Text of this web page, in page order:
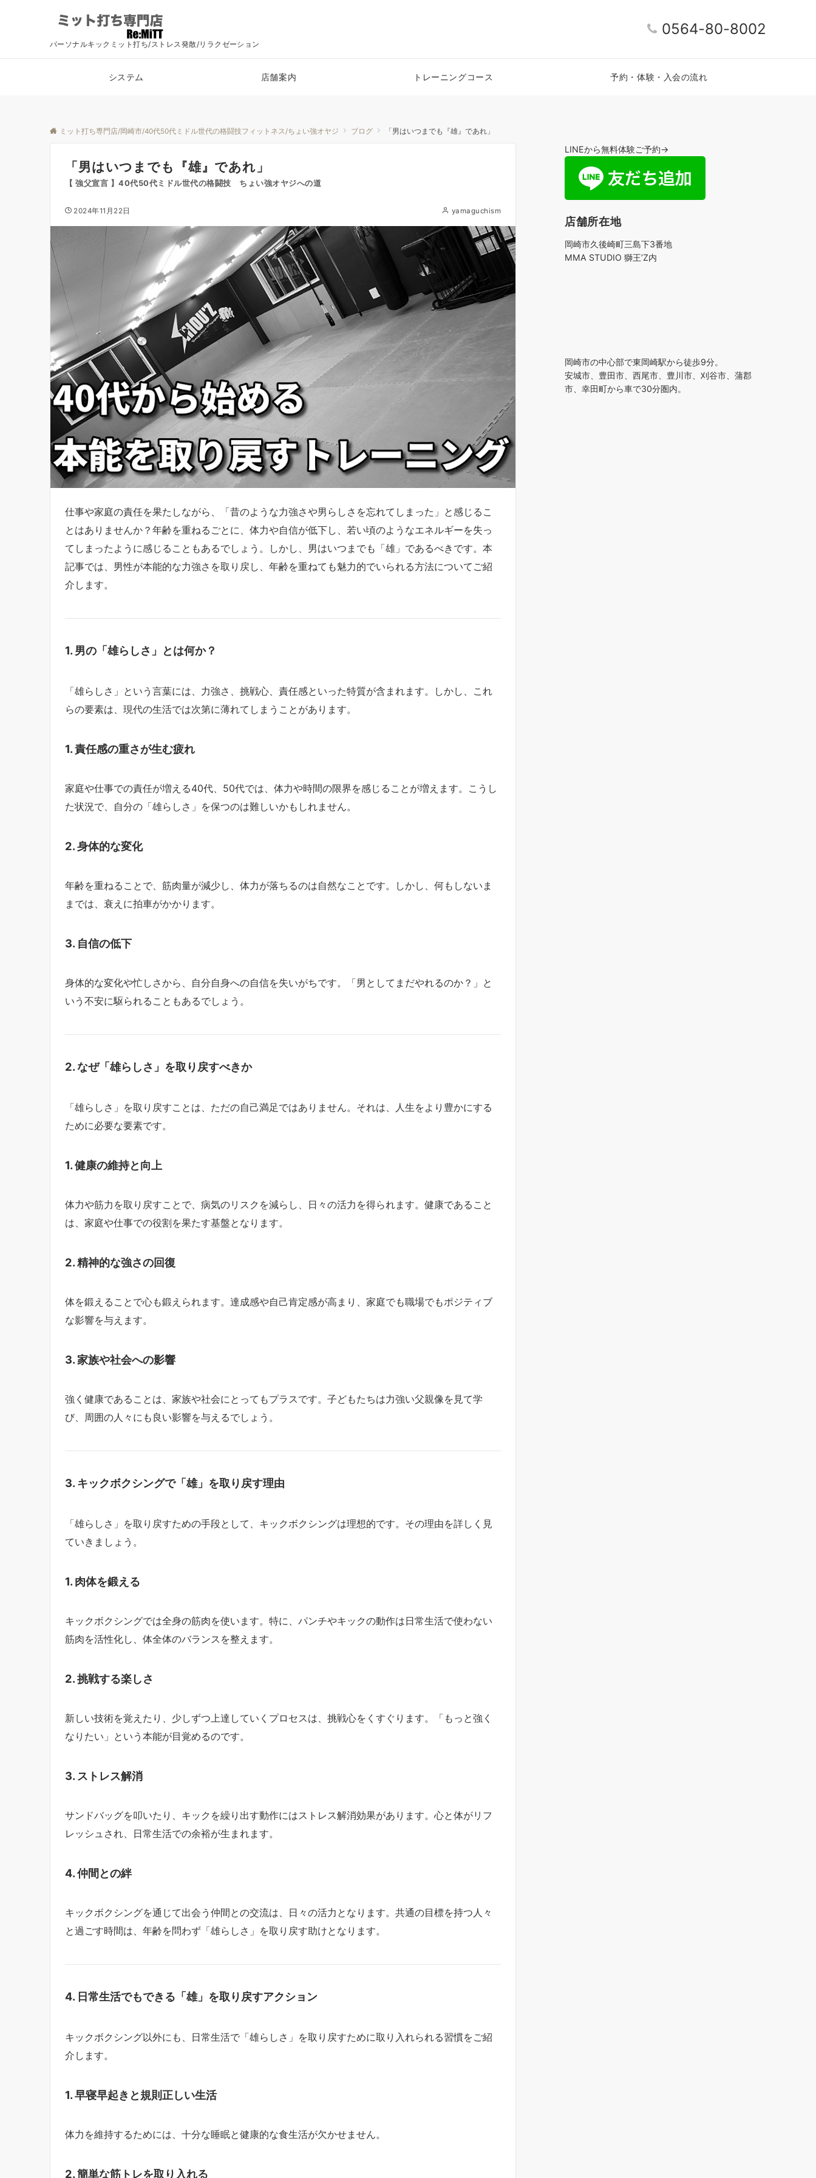
パーソナルキックミット打ち/ストレス発散/リラクゼーション
0564-80-8002
システム 店舗案内 トレーニングコース 予約・体験・入会の流れ
ミット打ち専門店/岡崎市/40代50代ミドル世代の格闘技フィットネス/ちょい強オヤジ ブログ 「男はいつまでも『雄』であれ」
「男はいつまでも『雄』であれ」
【 強父宣言 】40代50代ミドル世代の格闘技 ちょい強オヤジへの道
2024年11月22日 yamaguchism
仕事や家庭の責任を果たしながら、「昔のような力強さや男らしさを忘れてしまった」と感じるこ
とはありませんか？年齢を重ねるごとに、体力や自信が低下し、若い頃のようなエネルギーを失っ
てしまったように感じることもあるでしょう。しかし、男はいつまでも「雄」であるべきです。本
記事では、男性が本能的な力強さを取り戻し、年齢を重ねても魅力的でいられる方法についてご紹
介します。
1. 男の「雄らしさ」とは何か？
「雄らしさ」という言葉には、力強さ、挑戦心、責任感といった特質が含まれます。しかし、これ
らの要素は、現代の生活では次第に薄れてしまうことがあります。
1. 責任感の重さが生む疲れ
家庭や仕事での責任が増える40代、50代では、体力や時間の限界を感じることが増えます。こうし
た状況で、自分の「雄らしさ」を保つのは難しいかもしれません。
2. 身体的な変化
年齢を重ねることで、筋肉量が減少し、体力が落ちるのは自然なことです。しかし、何もしないま
までは、衰えに拍車がかかります。
3. 自信の低下
身体的な変化や忙しさから、自分自身への自信を失いがちです。「男としてまだやれるのか？」と
いう不安に駆られることもあるでしょう。
2. なぜ「雄らしさ」を取り戻すべきか
「雄らしさ」を取り戻すことは、ただの自己満足ではありません。それは、人生をより豊かにする
ために必要な要素です。
1. 健康の維持と向上
体力や筋力を取り戻すことで、病気のリスクを減らし、日々の活力を得られます。健康であること
は、家庭や仕事での役割を果たす基盤となります。
2. 精神的な強さの回復
体を鍛えることで心も鍛えられます。達成感や自己肯定感が高まり、家庭でも職場でもポジティブ
な影響を与えます。
3. 家族や社会への影響
強く健康であることは、家族や社会にとってもプラスです。子どもたちは力強い父親像を見て学
び、周囲の人々にも良い影響を与えるでしょう。
3. キックボクシングで「雄」を取り戻す理由
「雄らしさ」を取り戻すための手段として、キックボクシングは理想的です。その理由を詳しく見
ていきましょう。
1. 肉体を鍛える
キックボクシングでは全身の筋肉を使います。特に、パンチやキックの動作は日常生活で使わない
筋肉を活性化し、体全体のバランスを整えます。
2. 挑戦する楽しさ
新しい技術を覚えたり、少しずつ上達していくプロセスは、挑戦心をくすぐります。「もっと強く
なりたい」という本能が目覚めるのです。
3. ストレス解消
サンドバッグを叩いたり、キックを繰り出す動作にはストレス解消効果があります。心と体がリフ
レッシュされ、日常生活での余裕が生まれます。
4. 仲間との絆
キックボクシングを通じて出会う仲間との交流は、日々の活力となります。共通の目標を持つ人々
と過ごす時間は、年齢を問わず「雄らしさ」を取り戻す助けとなります。
4. 日常生活でもできる「雄」を取り戻すアクション
キックボクシング以外にも、日常生活で「雄らしさ」を取り戻すために取り入れられる習慣をご紹
介します。
1. 早寝早起きと規則正しい生活
体力を維持するためには、十分な睡眠と健康的な食生活が欠かせません。
2. 簡単な筋トレを取り入れる
LINEから無料体験ご予約→
店舗所在地
岡崎市久後崎町三島下3番地
MMA STUDIO 獅王’Z内
岡崎市の中心部で東岡崎駅から徒歩9分。
安城市、豊田市、西尾市、豊川市、刈谷市、蒲郡
市、幸田町から車で30分圏内。